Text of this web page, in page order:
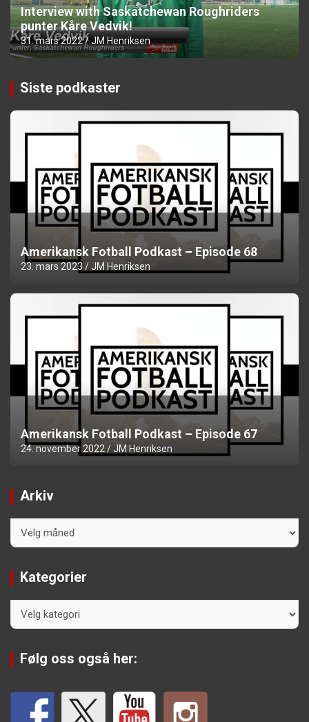
Interview with Saskatchewan Roughriders
punter Kåre Vedvik!
31. mars 2022 JM Henriksen
Siste podkaster
Amerikansk Fotball Podkast – Episode 68
23. mars 2023 JM Henriksen
Amerikansk Fotball Podkast – Episode 67
24. november 2022 JM Henriksen
Arkiv
Kategorier
Følg oss også her: